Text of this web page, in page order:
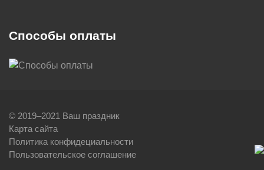
Способы оплаты
© 2019–2021 Ваш праздник
Карта сайта
Политика конфидециальности
Пользовательское соглашение